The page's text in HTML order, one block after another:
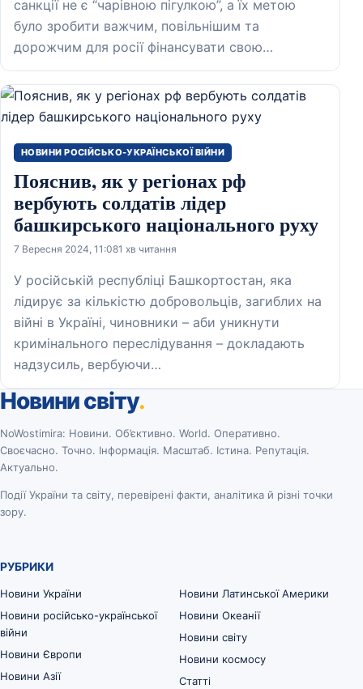
санкції не є “чарівною пігулкою”, а їх метою
було зробити важчим, повільнішим та
дорожчим для росії фінансувати свою…
НОВИНИ РОСІЙСЬКО-УКРАЇНСЬКОЇ ВІЙНИ
Пояснив, як у регіонах рф
вербують солдатів лідер
башкирського національного руху
7 Вересня 2024, 11:081 хв читання
У російській республіці Башкортостан, яка
лідирує за кількістю добровольців, загиблих на
війні в Україні, чиновники – аби уникнути
кримінального переслідування – докладають
надзусиль, вербуючи…
Новини світу.
NoWostimira: Новини. Об’єктивно. World. Оперативно.
Своєчасно. Точно. Інформація. Масштаб. Істина. Репутація.
Актуально.
Події України та світу, перевірені факти, аналітика й різні точки
зору.
РУБРИКИ
Новини України
Новини російсько-української
війни
Новини Європи
Новини Азії
Новини Латинської Америки
Новини Океанії
Новини світу
Новини космосу
Статті